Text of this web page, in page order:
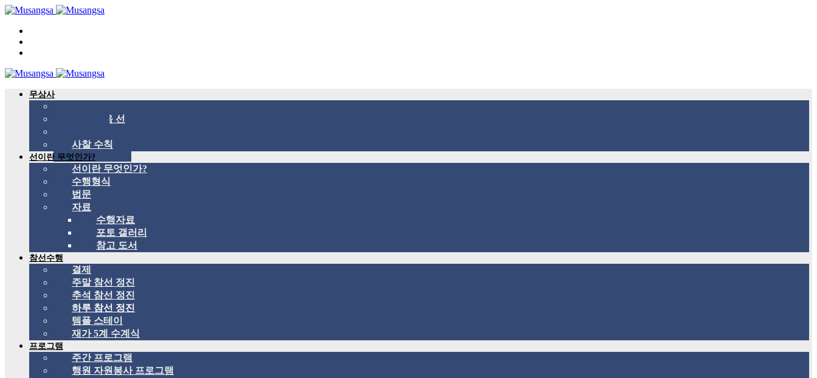
무상사
국제 관음 선
사찰 수칙
선이란 무엇인가?
선이란 무엇인가?
수행형식
법문
자료
수행자료
포토 갤러리
참고 도서
참선수행
결제
주말 참선 정진
추석 참선 정진
하루 참선 정진
템플 스테이
재가 5계 수계식
프로그램
주간 프로그램
행원 자원봉사 프로그램